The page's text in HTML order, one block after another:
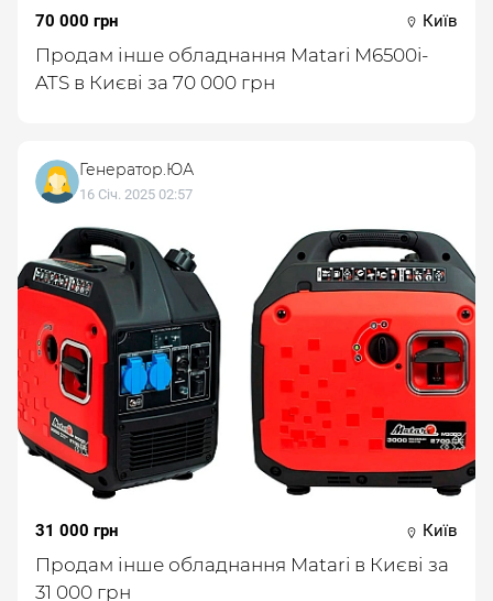
70 000 грн Київ
Продам інше обладнання Matari M6500i-
ATS в Києві за 70 000 грн
Генератор.ЮА
16 Січ. 2025 02:57
31 000 грн Київ
Продам інше обладнання Matari в Києві за
31 000 грн